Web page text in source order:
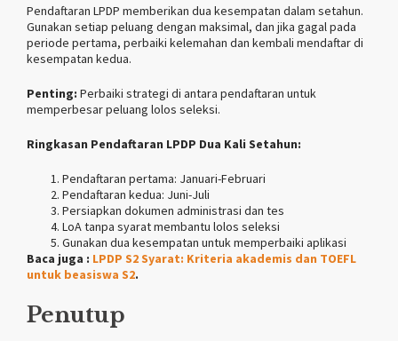
Pendaftaran LPDP memberikan dua kesempatan dalam setahun.
Gunakan setiap peluang dengan maksimal, dan jika gagal pada
periode pertama, perbaiki kelemahan dan kembali mendaftar di
kesempatan kedua.
Penting: Perbaiki strategi di antara pendaftaran untuk
memperbesar peluang lolos seleksi.
Ringkasan Pendaftaran LPDP Dua Kali Setahun:
Pendaftaran pertama: Januari-Februari
Pendaftaran kedua: Juni-Juli
Persiapkan dokumen administrasi dan tes
LoA tanpa syarat membantu lolos seleksi
Gunakan dua kesempatan untuk memperbaiki aplikasi
Baca juga : LPDP S2 Syarat: Kriteria akademis dan TOEFL
untuk beasiswa S2.
Penutup